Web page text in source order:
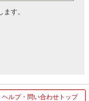
す。
ヘルプ・問い合わせトップ